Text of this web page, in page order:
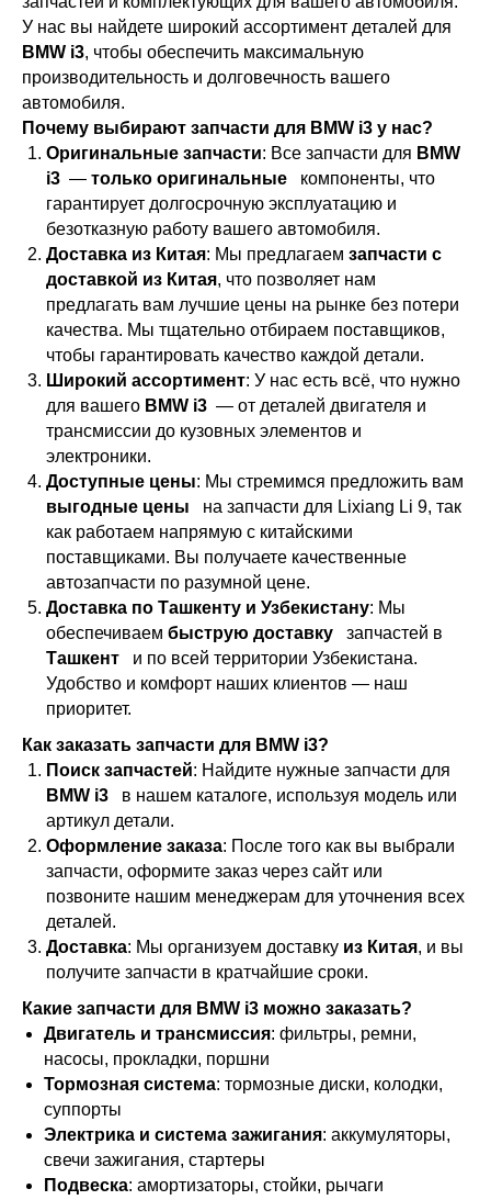
У нас вы найдете широкий ассортимент деталей для
BMW i3, чтобы обеспечить максимальную
производительность и долговечность вашего
автомобиля.
Почему выбирают запчасти для BMW i3 у нас?
Оригинальные запчасти: Все запчасти для BMW
i3 — только оригинальные
компоненты, что
гарантирует долгосрочную эксплуатацию и
безотказную работу вашего автомобиля.
Доставка из Китая: Мы предлагаем запчасти с
доставкой из Китая, что позволяет нам
предлагать вам лучшие цены на рынке без потери
качества. Мы тщательно отбираем поставщиков,
чтобы гарантировать качество каждой детали.
Широкий ассортимент: У нас есть всё, что нужно
для вашего BMW i3 — от деталей двигателя и
трансмиссии до кузовных элементов и
электроники.
Доступные цены: Мы стремимся предложить вам
выгодные цены
на запчасти для Lixiang Li 9, так
как работаем напрямую с китайскими
поставщиками. Вы получаете качественные
автозапчасти по разумной цене.
Доставка по Ташкенту и Узбекистану: Мы
обеспечиваем быструю доставку
запчастей в
Ташкент
и по всей территории Узбекистана.
Удобство и комфорт наших клиентов — наш
приоритет.
Как заказать запчасти для BMW i3?
Поиск запчастей: Найдите нужные запчасти для
BMW i3
в нашем каталоге, используя модель или
артикул детали.
Оформление заказа: После того как вы выбрали
запчасти, оформите заказ через сайт или
позвоните нашим менеджерам для уточнения всех
деталей.
Доставка: Мы организуем доставку из Китая, и вы
получите запчасти в кратчайшие сроки.
Какие запчасти для BMW i3 можно заказать?
Двигатель и трансмиссия: фильтры, ремни,
насосы, прокладки, поршни
Тормозная система: тормозные диски, колодки,
суппорты
Электрика и система зажигания: аккумуляторы,
свечи зажигания, стартеры
Подвеска: амортизаторы, стойки, рычаги